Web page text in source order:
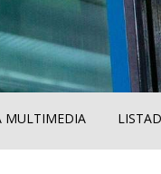
MULTIMEDIA